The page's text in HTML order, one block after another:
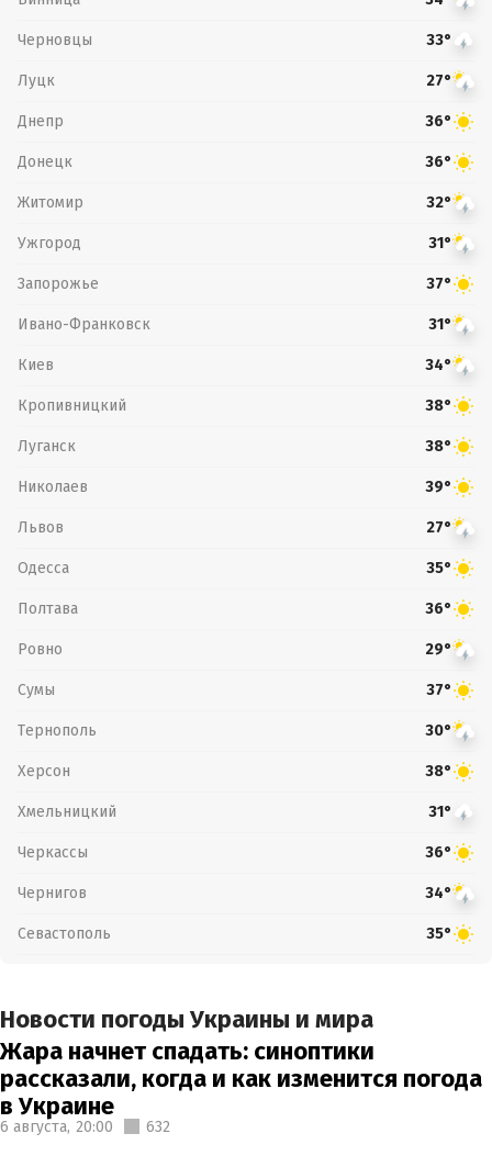
Черновцы 33°
Луцк 27°
Днепр 36°
Донецк 36°
Житомир 32°
Ужгород 31°
Запорожье 37°
Ивано-Франковск 31°
Киев 34°
Кропивницкий 38°
Луганск 38°
Николаев 39°
Львов 27°
Одесса 35°
Полтава 36°
Ровно 29°
Сумы 37°
Тернополь 30°
Херсон 38°
Хмельницкий 31°
Черкассы 36°
Чернигов 34°
Севастополь 35°
Новости погоды Украины и мира
Жара начнет спадать: синоптики
рассказали, когда и как изменится погода
в Украине
6 августа, 20:00 632